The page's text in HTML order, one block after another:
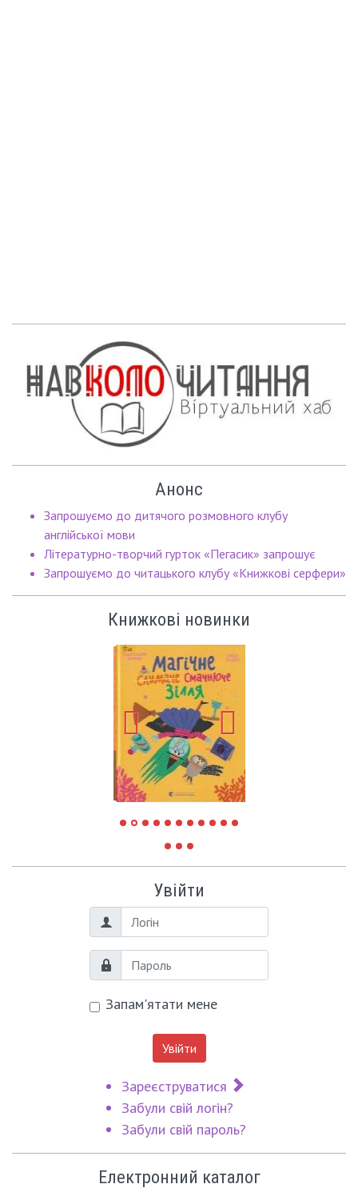
Анонс
Запрошуємо до дитячого розмовного клубу
англійської мови
Літературно-творчий гурток «Пегасик» запрошує
Запрошуємо до читацького клубу «Книжкові серфери»
Книжкові новинки
Увійти
Логін
Пароль
Запам'ятати мене
Увійти
Зареєструватися
Забули свій логін?
Забули свій пароль?
Електронний каталог